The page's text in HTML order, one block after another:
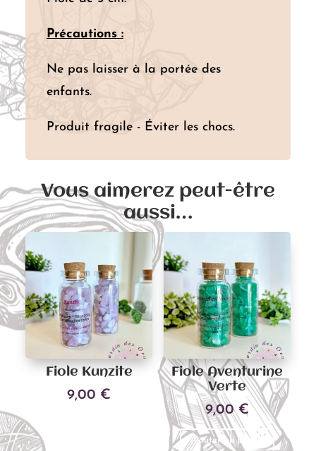
Précautions :
Ne pas laisser à la portée des
enfants.
Produit fragile - Éviter les chocs.
Vous aimerez peut-être
aussi…
Fiole Kunzite
9,00 €
Fiole Aventurine
Verte
9,00€
Ajouter au panier